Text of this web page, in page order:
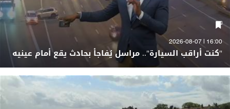
16:00 | 2026-08-07
"كنت أراقب السيارة".. مراسل يُفاجأ بحادث يقع أمام عينيه